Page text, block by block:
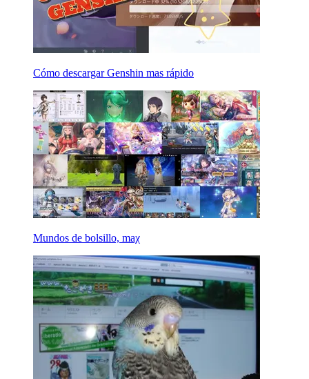
Cómo descargar Genshin mas rápido
Mundos de bolsillo, maχ